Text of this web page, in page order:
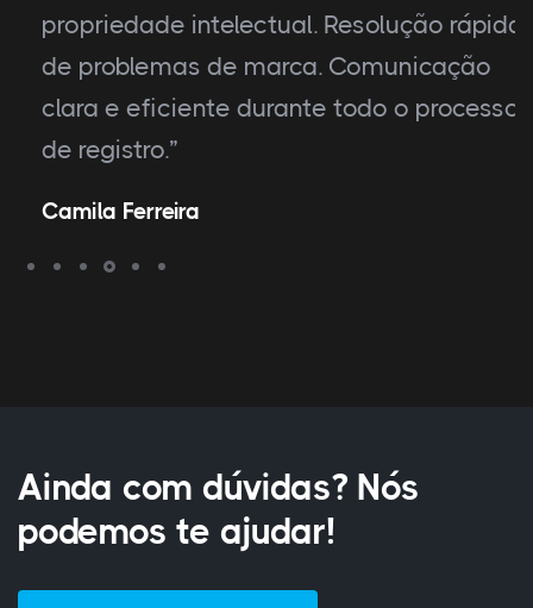
propriedade intelectual. Resolução rápida
de problemas de marca. Comunicação
clara e eficiente durante todo o processo
de registro.”
Camila Ferreira
Ainda com dúvidas? Nós
podemos te ajudar!